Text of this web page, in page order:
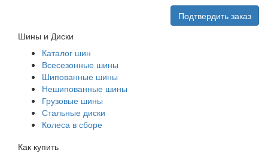
Подтвердить заказ
Шины и Диски
Каталог шин
Всесезонные шины
Шипованные шины
Нешипованные шины
Грузовые шины
Стальные диски
Колеса в сборе
Как купить